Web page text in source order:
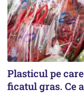
Plasticul pe
ficatul gras. Ce